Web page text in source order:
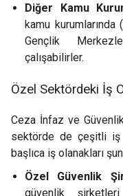
Diğer Kamu
kamu
Gençlik
çalışabilirler.
Özel Sektördeki İş
Ceza İnfaz ve
sektörde de çeşitli iş
başlıca iş olanakları
Özel Güvenlik
güvenlik